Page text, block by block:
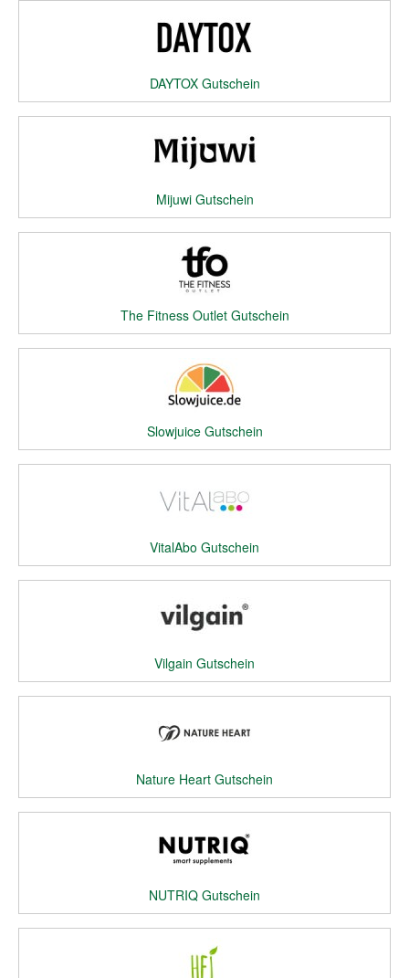
DAYTOX Gutschein
Mijuwi Gutschein
The Fitness Outlet Gutschein
Slowjuice Gutschein
VitalAbo Gutschein
Vilgain Gutschein
Nature Heart Gutschein
NUTRIQ Gutschein